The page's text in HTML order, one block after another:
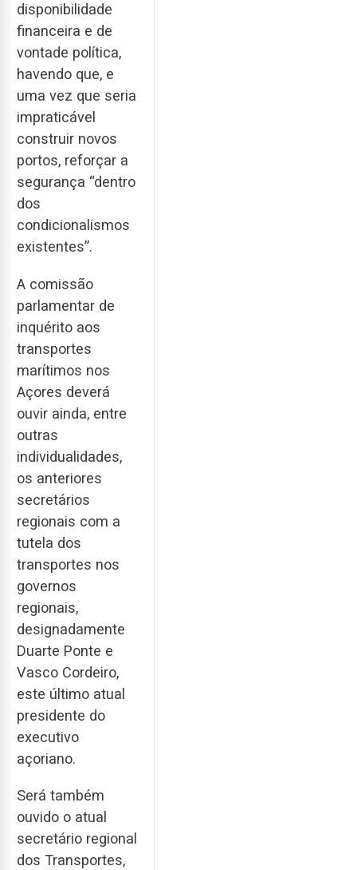
disponibilidade
financeira e de
vontade política,
havendo que, e
uma vez que seria
impraticável
construir novos
portos, reforçar a
segurança “dentro
dos
condicionalismos
existentes”.
A comissão
parlamentar de
inquérito aos
transportes
marítimos nos
Açores deverá
ouvir ainda, entre
outras
individualidades,
os anteriores
secretários
regionais com a
tutela dos
transportes nos
governos
regionais,
designadamente
Duarte Ponte e
Vasco Cordeiro,
este último atual
presidente do
executivo
açoriano.
Será também
ouvido o atual
secretário regional
dos Transportes,